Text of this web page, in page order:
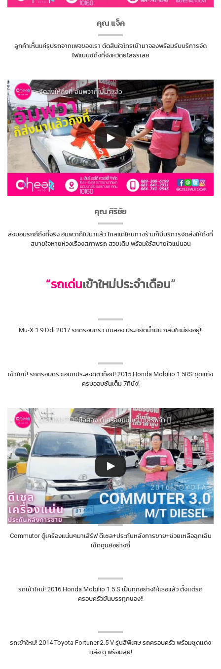
คุณ แจ็ค
ลูกค้าเห็นแค่รูปรถจากเพจของเรา ตัดสินใจโทรเข้ามาจองพร้อมรับบริการจัด
ไฟแนนซ์ถึงที่จังหวัดยโสธรเลย
คุณ ศิริชัย
ส่งมอบรถถึถึงที่จริง อัมพวาก็ไปมาแล้ว ไกลแค่ไหนทางร้านก็มีบริการจัดส่งให้ถึงที่
สบายใจหายห่วงเรื่องสภาพรถ สวยเดิม พร้อมใช้สบายใจแน่นอน
“รถเด่นเข้าใหม่ประจำเดือน”
Mu-X 1.9 Ddi 2017 รถครอบครัว ขับสอง ประหยัดน้ำมัน กลิ่นใหม่ยังอยู่!!
เข้าใหม่! รถครอบครัวเอนกประสงค์ตัวท็อป! 2015 Honda Mobilio 1.5RS ชุดแต่ง
ครบออบชั่นเต็ม 7ที่นั่ง!
Commutor ตู้เครื่องแน่นๆมาเสิร์ฟ ดีเซล+ประกันหลังการขาย+ช่วยเหลือฉุกเฉิน
เช็คศูนย์อย่างถี่
รถเข้าใหม่! 2016 Honda Mobilio 1.5 S เป็นทุกอย่างให้เธอแล้ว ตั้งเเต่รถ
ครอบครัวยันบรรทุกของ!!
รถเข้าใหม่! 2014 Toyota Fortuner 2.5 V รุ่นสีพิเศษ รถครอบครัว พร้อมชุดเเต่ง
หล่อ ดุ พร้อมลุย!